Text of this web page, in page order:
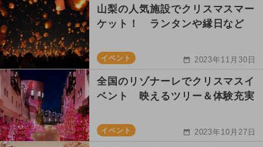
山梨の人気施設でクリスマスマー
ケット！ ランタンや縁日など
イベント 2023年11月30日
全国のリゾナーレでクリスマスイ
ベント 映えるツリー＆体験充実
イベント 2023年10月27日